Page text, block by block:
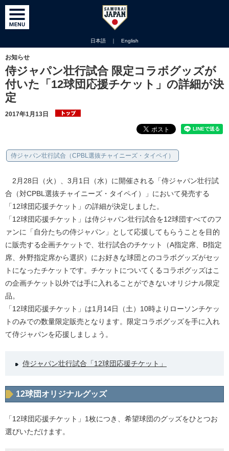
日本語 ｜ English
お知らせ
侍ジャパン壮行試合 限定コラボグッズが
付いた「12球団応援チケット」の詳細が決
定
2017年1月13日
侍ジャパン壮行試合（CPBL選抜チャイニーズ・タイペイ）
2月28日（火）、3月1日（水）に開催される「侍ジャパン壮行試
合（対CPBL選抜チャイニーズ・タイペイ）」において発売する
「12球団応援チケット」の詳細が決定しました。
「12球団応援チケット」は侍ジャパン壮行試合を12球団すべてのフ
ァンに「自分たちの侍ジャパン」として応援してもらうことを目的
に販売する企画チケットで、壮行試合のチケット（A指定席、B指定
席、外野指定席から選択）にお好きな球団とのコラボグッズがセッ
トになったチケットです。チケットについてくるコラボグッズはこ
の企画チケット以外では手に入れることができないオリジナル限定
品。
「12球団応援チケット」は1月14日（土）10時よりローソンチケッ
トのみでの数量限定販売となります。限定コラボグッズを手に入れ
て侍ジャパンを応援しましょう。
侍ジャパン壮行試合「12球団応援チケット」
12球団オリジナルグッズ
「12球団応援チケット」1枚につき、希望球団のグッズをひとつお
選びいただけます。